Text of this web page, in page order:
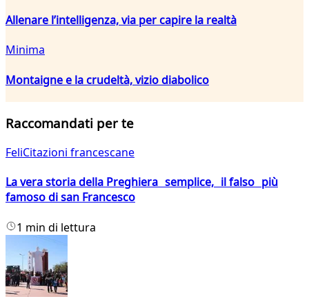
Allenare l’intelligenza, via per capire la realtà
Minima
Montaigne e la crudeltà, vizio diabolico
Raccomandati per te
FeliCitazioni francescane
La vera storia della Preghiera semplice, il falso più
famoso di san Francesco
1 min di lettura